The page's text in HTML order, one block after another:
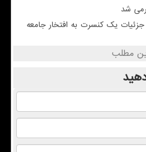
شد
یک کنسرت به افتخار جامعه
مطلب